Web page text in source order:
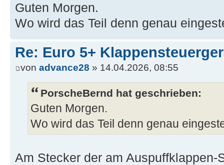
Guten Morgen.
Wo wird das Teil denn genau
Re: Euro 5+
von advance28 » 14.04.2026, 08:55
PorscheBernd hat geschrieben:
Guten Morgen.
Wo wird das Teil denn genau
Am Stecker der am Auspuffklappen-